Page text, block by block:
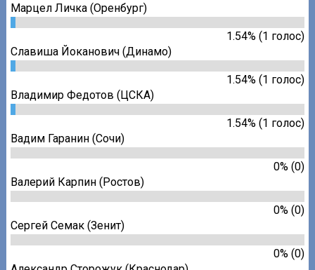
Марцел Личка (Оренбург)
1.54% (1 голос)
Славиша Йоканович (Динамо)
1.54% (1 голос)
Владимир Федотов (ЦСКА)
1.54% (1 голос)
Вадим Гаранин (Сочи)
0% (0)
Валерий Карпин (Ростов)
0% (0)
Сергей Семак (Зенит)
0% (0)